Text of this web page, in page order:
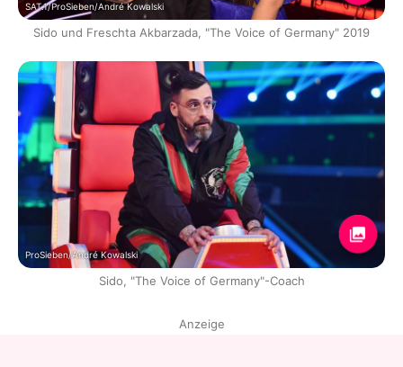
SAT.1/ProSieben/André Kowalski
Sido und Freschta Akbarzada, "The Voice of Germany" 2019
ProSieben/André Kowalski
Sido, "The Voice of Germany"-Coach
Anzeige